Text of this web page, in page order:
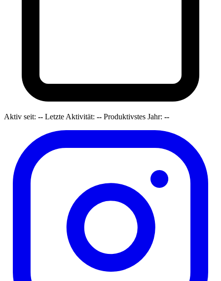
Aktiv seit: -- Letzte Aktivität: -- Produktivstes Jahr: --